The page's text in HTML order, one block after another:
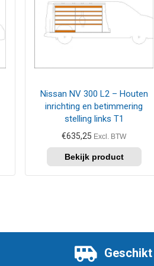
Nissan NV 300 L2 – Houten
inrichting en betimmering
stelling links T1
€635,25 Excl. BTW